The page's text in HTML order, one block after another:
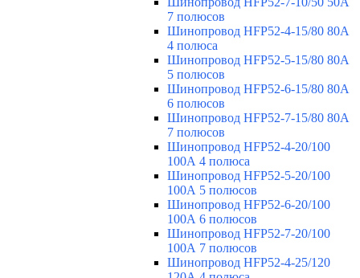
7 полюсов
Шинопровод HFP52-4-15/80 80A
4 полюса
Шинопровод HFP52-5-15/80 80А
5 полюсов
Шинопровод HFP52-6-15/80 80А
6 полюсов
Шинопровод HFP52-7-15/80 80А
7 полюсов
Шинопровод HFP52-4-20/100
100А 4 полюса
Шинопровод HFP52-5-20/100
100А 5 полюсов
Шинопровод HFP52-6-20/100
100А 6 полюсов
Шинопровод HFP52-7-20/100
100А 7 полюсов
Шинопровод HFP52-4-25/120